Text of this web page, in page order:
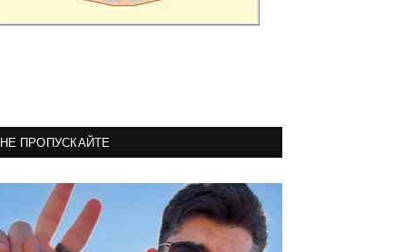
НЕ ПРОПУСКАЙТЕ